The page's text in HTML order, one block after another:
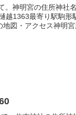
。神明宮の住所神社
越1363最寄り駅駒形
図・アクセス神明